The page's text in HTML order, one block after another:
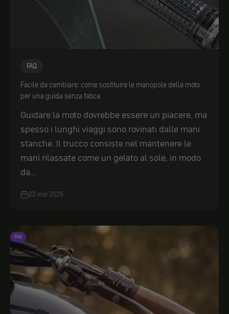
FAQ
Facile da cambiare: come sostituire le manopole della moto
per una guida senza fatica
Guidare la moto dovrebbe essere un piacere, ma
spesso i lunghi viaggi sono rovinati dalle mani
stanche. Il trucco consiste nel mantenere le
mani rilassate come un gelato al sole, in modo
da...
22 mar 2025
FAQ